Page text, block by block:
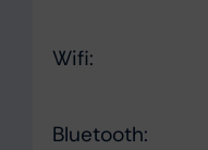
Wifi:
Bluetooth: